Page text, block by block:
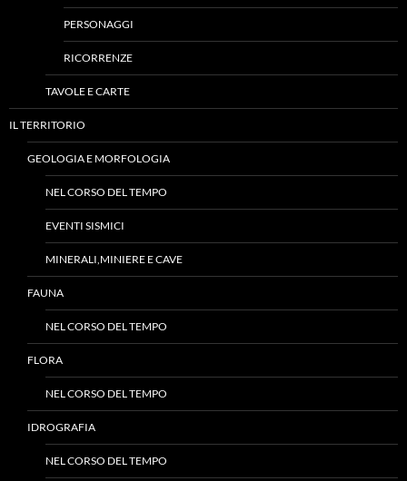
PERSONAGGI
RICORRENZE
TAVOLE E CARTE
IL TERRITORIO
GEOLOGIA E MORFOLOGIA
NEL CORSO DEL TEMPO
EVENTI SISMICI
MINERALI,MINIERE E CAVE
FAUNA
NEL CORSO DEL TEMPO
FLORA
NEL CORSO DEL TEMPO
IDROGRAFIA
NEL CORSO DEL TEMPO